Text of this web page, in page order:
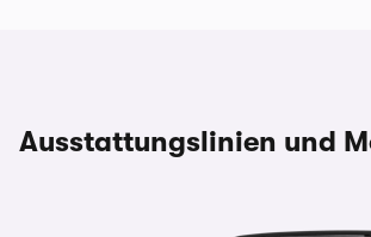
Ausstattungslinien und